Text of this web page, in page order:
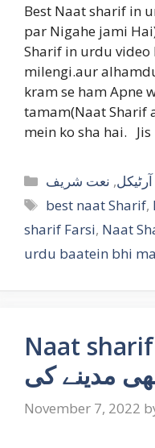
Best Naat sharif in
par Nigahe jami
Sharif in urdu video
milengi.aur
kram se ham Apne
tamam(Naat Sharif
mein ko sha hai.
Categories , نعت شریف
Tags
best naat Sharif,
sharif Farsi, Naat
urdu baatein bhi
Naat
مدینے کی
November 7, 2022